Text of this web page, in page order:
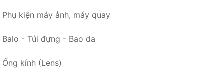
Phụ kiện máy ảnh, máy quay
Balo - Túi đựng - Bao da
Ống kính (Lens)